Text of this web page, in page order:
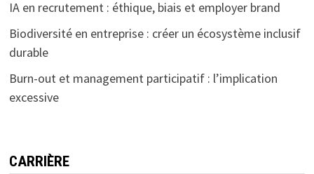
IA en recrutement : éthique, biais et employer brand
Biodiversité en entreprise : créer un écosystème inclusif
durable
Burn-out et management participatif : l’implication
excessive
CARRIÈRE